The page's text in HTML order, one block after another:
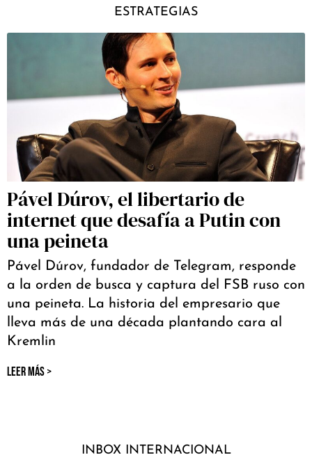
ESTRATEGIAS
Pável Dúrov, el libertario de
internet que desafía a Putin con
una peineta
Pável Dúrov, fundador de Telegram, responde
a la orden de busca y captura del FSB ruso con
una peineta. La historia del empresario que
lleva más de una década plantando cara al
Kremlin
LEER MÁS >
INBOX INTERNACIONAL